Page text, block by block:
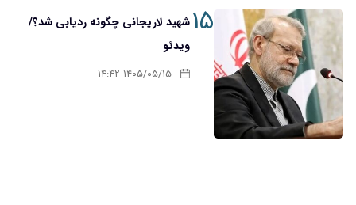
۱۵ شهید لاریجانی چگونه ردیابی شد؟/
ویدئو
۱۴۰۵/۰۵/۱۵ ۱۴:۴۲